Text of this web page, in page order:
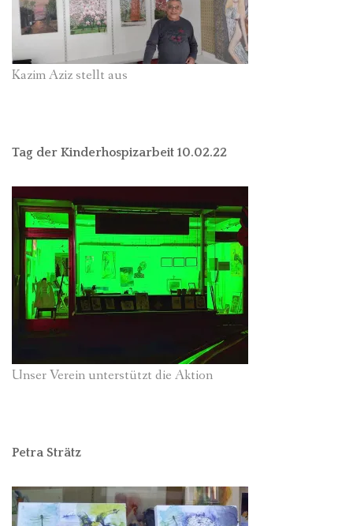
Kazim Aziz stellt aus
Tag der Kinderhospizarbeit 10.02.22
Unser Verein unterstützt die Aktion
Petra Strätz